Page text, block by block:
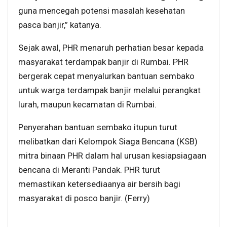
guna mencegah potensi masalah kesehatan
pasca banjir,” katanya.
Sejak awal, PHR menaruh perhatian besar kepada
masyarakat terdampak banjir di Rumbai. PHR
bergerak cepat menyalurkan bantuan sembako
untuk warga terdampak banjir melalui perangkat
lurah, maupun kecamatan di Rumbai.
Penyerahan bantuan sembako itupun turut
melibatkan dari Kelompok Siaga Bencana (KSB)
mitra binaan PHR dalam hal urusan kesiapsiagaan
bencana di Meranti Pandak. PHR turut
memastikan ketersediaanya air bersih bagi
masyarakat di posco banjir. (Ferry)